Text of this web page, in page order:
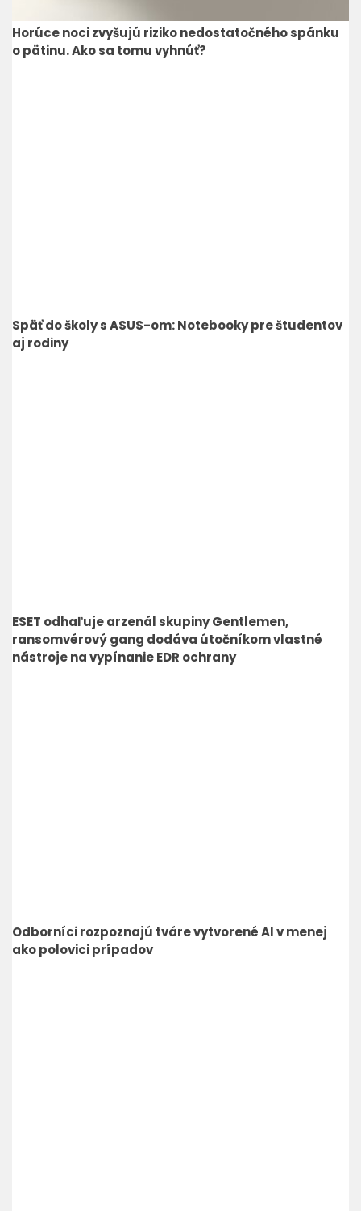
Horúce noci zvyšujú riziko nedostatočného spánku
o pätinu. Ako sa tomu vyhnúť?
Späť do školy s ASUS-om: Notebooky pre študentov
aj rodiny
ESET odhaľuje arzenál skupiny Gentlemen,
ransomvérový gang dodáva útočníkom vlastné
nástroje na vypínanie EDR ochrany
Odborníci rozpoznajú tváre vytvorené AI v menej
ako polovici prípadov